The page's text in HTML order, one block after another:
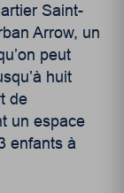
Saint-
Arrow, un
peut
huit
de
un espace
enfants à